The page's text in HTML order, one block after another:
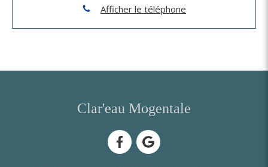
Afficher le téléphone
Clar'eau Mogentale